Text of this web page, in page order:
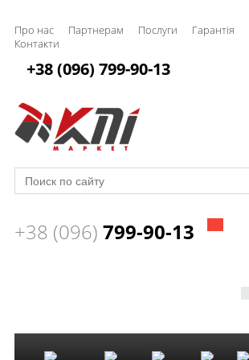
Про нас Партнерам Послуги Гарантія
Контакти
+38 (096) 799-90-13
+38 (096) 799-90-13